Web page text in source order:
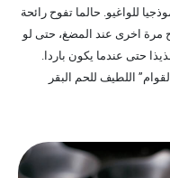
للواغيو. حالما تفوح رائحة
مرة اخرى عند المضغ، حتى لو
حتى عندما يكون باردا.
اللطيف للحم البقر